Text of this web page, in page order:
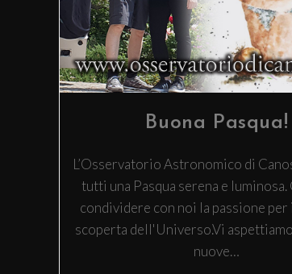
Buona Pasqua!
L’Osservatorio Astronomico di
tutti una Pasqua serena e luminosa.
condividere con noi la passione per
scoperta dell'Universo.Vi
nuove…